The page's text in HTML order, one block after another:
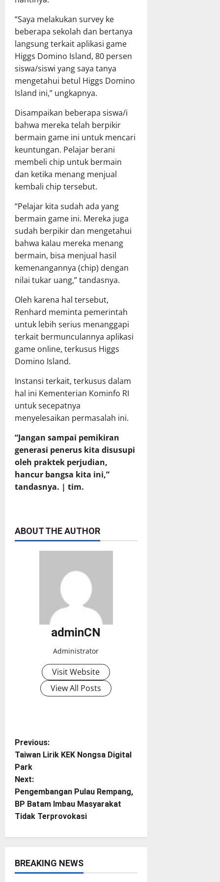
“Saya melakukan survey ke
beberapa sekolah dan bertanya
langsung terkait aplikasi game
Higgs Domino Island, 80 persen
siswa/siswi yang saya tanya
mengetahui betul Higgs Domino
Island ini,” ungkapnya.
Disampaikan beberapa siswa/i
bahwa mereka telah berpikir
bermain game ini untuk mencari
keuntungan. Pelajar berani
membeli chip untuk bermain
dan ketika menang menjual
kembali chip tersebut.
“Pelajar kita sudah ada yang
bermain game ini. Mereka juga
sudah berpikir dan mengetahui
bahwa kalau mereka menang
bermain, bisa menjual hasil
kemenangannya (chip) dengan
nilai tukar uang,” tandasnya.
Oleh karena hal tersebut,
Renhard meminta pemerintah
untuk lebih serius menanggapi
terkait bermunculannya aplikasi
game online, terkusus Higgs
Domino Island.
Instansi terkait, terkusus dalam
hal ini Kementerian Kominfo RI
untuk secepatnya
menyelesaikan permasalah ini.
“Jangan sampai pemikiran
generasi penerus kita disusupi
oleh praktek perjudian,
hancur bangsa kita ini,”
tandasnya. | tim.
ABOUT THE AUTHOR
adminCN
Administrator
Visit Website
View All Posts
P
o
s
t
v
Previous:
Taiwan Lirik KEK Nongsa Digital
Park
Next:
Pengembangan Pulau Rempang,
BP Batam Imbau Masyarakat
Tidak Terprovokasi
BREAKING NEWS